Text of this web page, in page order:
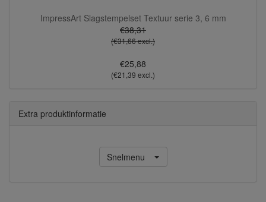
ImpressArt Slagstempelset Textuur serie 3, 6 mm
€38,31
(€31,66 excl.)
€25,88
(€21,39 excl.)
Extra produktinformatie
Snelmenu